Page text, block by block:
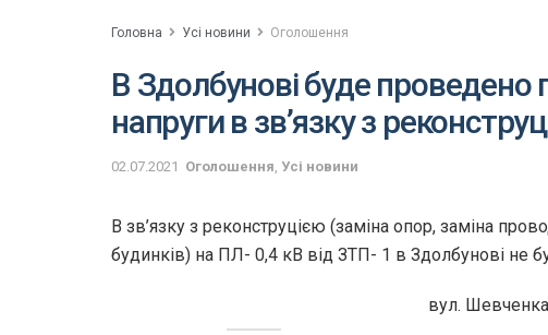
Головна Усі новини Оголошення
В Здолбунові буде проведено
напруги в зв’язку з
02.07.2021 Оголошення, Усі новини
В зв’язку з реконструцією (заміна опор, заміна
будинків) на ПЛ- 0,4 кВ від ЗТП- 1 в Здолбунові не
вул.